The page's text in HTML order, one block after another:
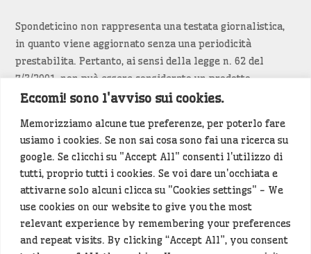
Eccomi! sono l'avviso sui cookies.
Memorizziamo alcune tue preferenze, per poterlo fare
usiamo i cookies. Se non sai cosa sono fai una ricerca su
google. Se clicchi su "Accept All" consenti l'utilizzo di
tutti, proprio tutti i cookies. Se voi dare un'occhiata e
attivarne solo alcuni clicca su "Cookies settings" - We
use cookies on our website to give you the most
relevant experience by remembering your preferences
and repeat visits. By clicking “Accept All”, you consent
Spondeticino non rappresenta una testata giornalistica,
in quanto viene aggiornato senza una periodicità
prestabilita. Pertanto, ai sensi della legge n. 62 del
7/3/2001, non può essere considerato un prodotto
editoriale.
Siamo attenti a non violare copyright e diritti
d’immagine. Se un contenuto è di tua proprietà e vuoi
richiederne la rimozionediccelo(<- clicca per inviarci un
messaggio).
Alcuni articoli sono generati in bozza rielaborando, con
l'intelligenza artificiale generativa, contenuti
provenienti da fonti istituzionali e altri siti di interesse